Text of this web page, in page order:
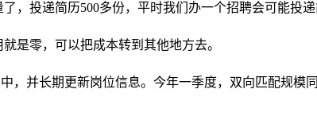
投递简历500多份，平时我们办一个招聘会可能投递
是零，可以把成本转到其他地方去。
，并长期更新岗位信息。今年一季度，双向匹配规模